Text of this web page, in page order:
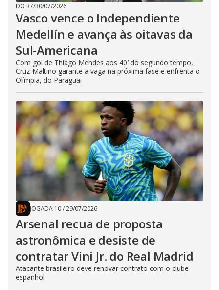
DO R7/30/07/2026
Vasco vence o Independiente
Medellín e avança às oitavas da
Sul-Americana
Com gol de Thiago Mendes aos 40′ do segundo tempo,
Cruz-Maltino garante a vaga na próxima fase e enfrenta o
Olímpia, do Paraguai
JOGADA 10/29/07/2026
Arsenal recua de proposta
astronômica e desiste de
contratar Vini Jr. do Real Madrid
Atacante brasileiro deve renovar contrato com o clube
espanhol